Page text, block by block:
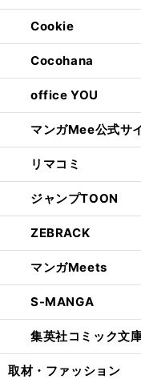
Cookie
Cocohana
office YOU
マンガMee公式サ
リマコミ
ジャンプTOON
ZEBRACK
マンガMeets
S-MANGA
集英社コミック文
取材・ファッション